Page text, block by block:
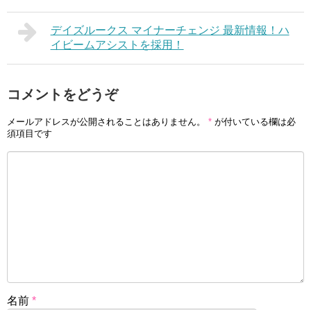
デイズルークス マイナーチェンジ 最新情報！ハ
イビームアシストを採用！
コメントをどうぞ
メールアドレスが公開されることはありません。 * が付いている欄は必
須項目です
名前 *